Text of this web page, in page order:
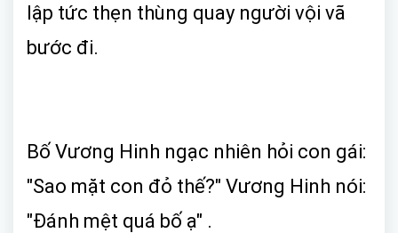
lập tức thẹn thùng quay người vội vã
bước đi.
Bố Vương Hinh ngạc nhiên hỏi con gái:
"Sao mặt con đỏ thế?" Vương Hinh nói:
"Đánh mệt quá bố ạ" .